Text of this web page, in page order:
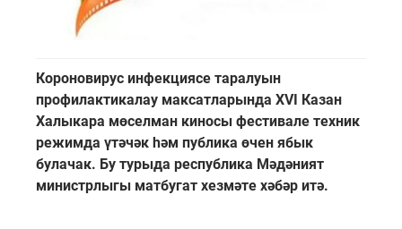
Короновирус инфекциясе таралуын
профилактикалау максатларында XVI Казан
Халыкара мөселман киносы фестивале техник
режимда үтәчәк һәм публика өчен ябык
булачак. Бу турыда республика Мәдәният
министрлыгы матбугат хезмәте хәбәр итә.